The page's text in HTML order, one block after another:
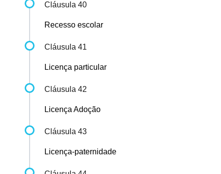
Cláusula 40
Recesso escolar
Cláusula 41
Licença particular
Cláusula 42
Licença Adoção
Cláusula 43
Licença-paternidade